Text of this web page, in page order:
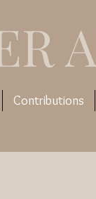
Contributions